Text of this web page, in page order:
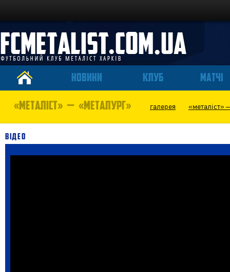
НОВИНИ КЛУБ МАТЧІ
«МЕТАЛІСТ» — «МЕТАЛУРГ» галерея «металіст»
ВІДЕО